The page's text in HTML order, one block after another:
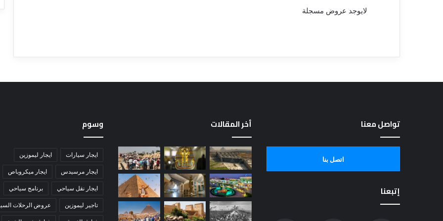
لايوجد عروض مسجلة
تواصل معنا
اتصل بنا
إتبعنا
أخر المقالات وسوم
ايجار سيارات ايجار ليموزين
ايجار مرسيدس ايجار ميكروباص
ايجار نقل سياحي برنامج سياحي
تاجير ليموزين عروض الرحلات